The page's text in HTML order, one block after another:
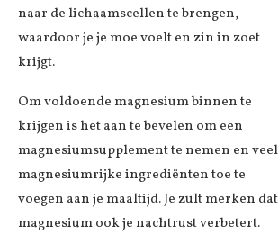
naar de lichaamscellen te brengen,
waardoor je je moe voelt en zin in zoet
krijgt.
Om voldoende magnesium binnen te
krijgen is het aan te bevelen om een
magnesiumsupplement te nemen en veel
magnesiumrijke ingrediënten toe te
voegen aan je maaltijd. Je zult merken dat
magnesium ook je nachtrust verbetert.